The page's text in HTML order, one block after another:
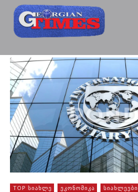
TOP ᲡᲘᲐᲮᲚᲔ ᲔᲙᲝᲜᲝᲛᲘᲙᲐ ᲡᲘᲐᲮᲚᲔᲔᲑᲘ